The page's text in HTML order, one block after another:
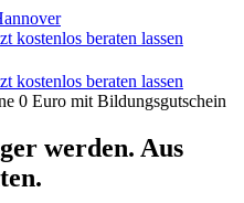
kostenlos beraten lassen
kostenlos beraten lassen
0 Euro mit Bildungsgutschein
werden. Aus